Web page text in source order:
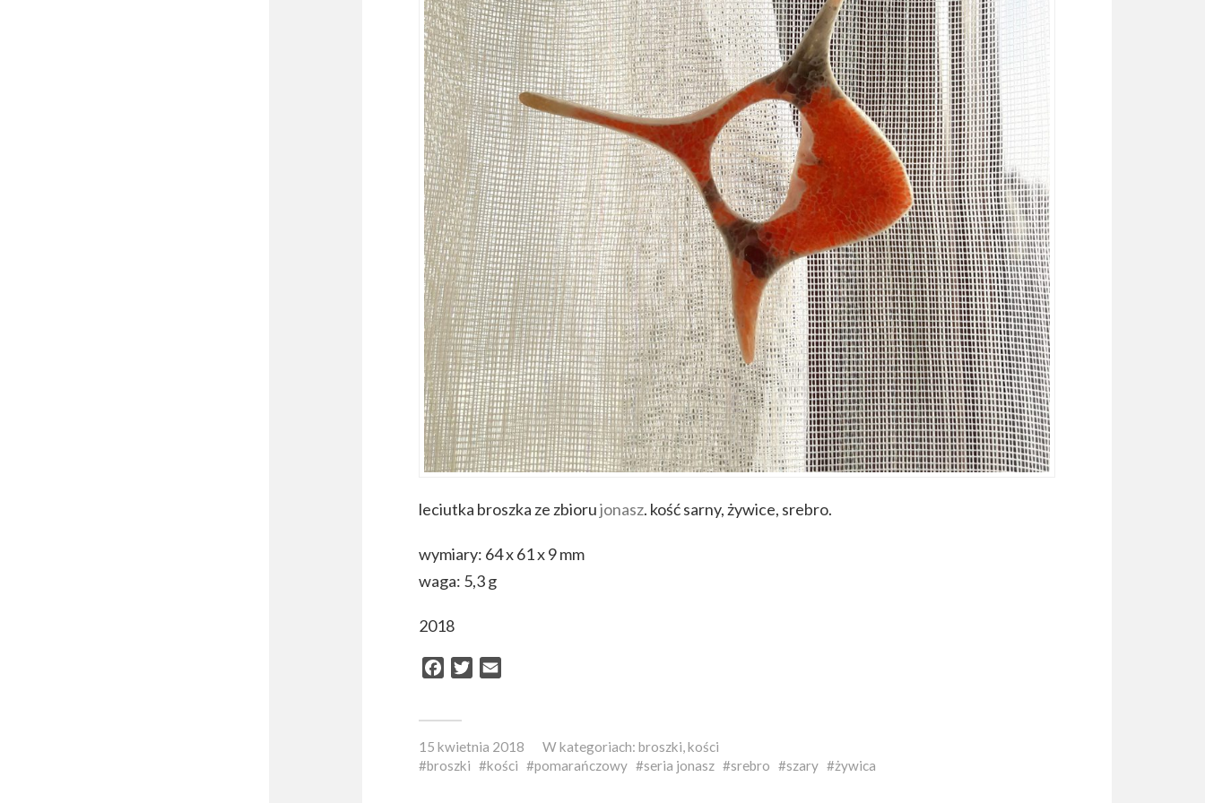
leciutka broszka ze zbiorujonasz. kość sarny, żywice, srebro.
wymiary: 64 x 61 x 9 mm
waga: 5,3 g
2018
Facebook
Twitter
15 kwietnia 2018 W kategoriach:broszki ,kości
broszki
kości pomarańczowy seria jonasz srebro szary żywica